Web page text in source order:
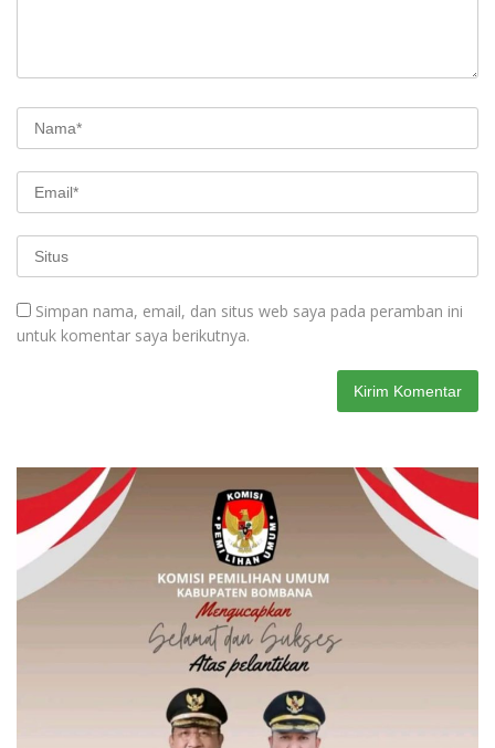
Simpan nama, email, dan situs web saya pada peramban ini
untuk komentar saya berikutnya.